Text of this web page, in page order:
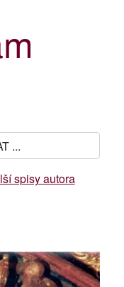
spisy autora